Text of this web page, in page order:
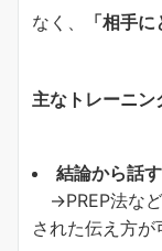
なく、
「相手
主なトレーニン
結論から話
→PREP法な
された伝え方が